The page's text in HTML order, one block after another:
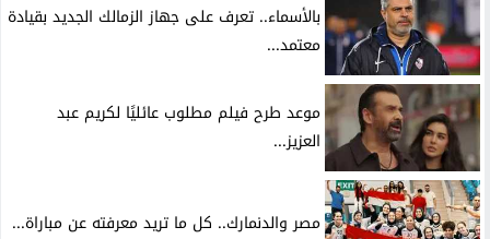
بالأسماء.. تعرف على جهاز الزمالك الجديد بقيادة
معتمد...
موعد طرح فيلم مطلوب عائليًا لكريم عبد
العزيز...
مصر والدنمارك.. كل ما تريد معرفته عن مباراة...